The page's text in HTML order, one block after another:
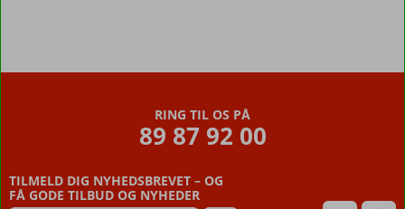
RING TIL OS PÅ
89 87 92 00
TILMELD DIG NYHEDSBREVET – OG
FÅ GODE TILBUD OG NYHEDER